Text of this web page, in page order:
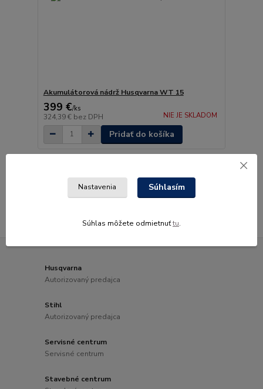
Akumulátorová nádrž Husqvarna WT 15
399 €/ks
324,39 € bez DPH NIE JE SKLADOM
Pridať do košíka
Husqvarna
Autorizovaný predajca
Stihl
Autorizovaný predajca
Servisné centrum
Servisné centrum
Stavebné centrum
Nastavenia Súhlasím
Súhlas môžete odmietnuťtu.